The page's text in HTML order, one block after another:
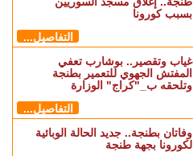
بسبب كورونا
التفاصيل...
غياب وتقصير.. بوشارب تعفي
المفتش الجهوي للتعمير بطنجة
وتلحقه ب_"كراج" الوزارة
التفاصيل...
وفاتان بطنجة.. جديد الحالة الوبائية
لكورونا بجهة طنجة